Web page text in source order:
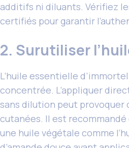
additifs ni diluants. Vérifiez
certifiés pour garantir
2. Surutiliser
L’huile essentielle
concentrée. L’appliquer
sans dilution peut provoquer
cutanées. Il est recommandé
une huile végétale comme